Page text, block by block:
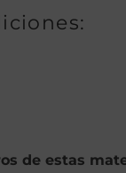
de estas